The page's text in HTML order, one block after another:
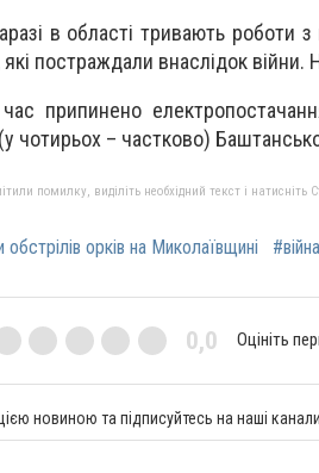
в області тривають роботи
які постраждали внаслідок
припинено
чотирьох – частково)
помилку, виділіть необхідний текст і натисніть
обстрілів орків на Миколаївщині #війна
0,0 Оцініть
новиною та підписуйтесь на наші канали